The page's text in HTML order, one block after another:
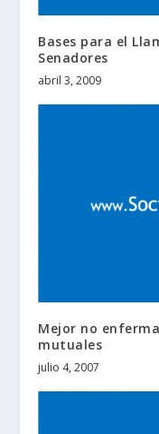
Bases para el
Senadores
abril 3, 2009
Mejor no
mutuales
julio 4, 2007